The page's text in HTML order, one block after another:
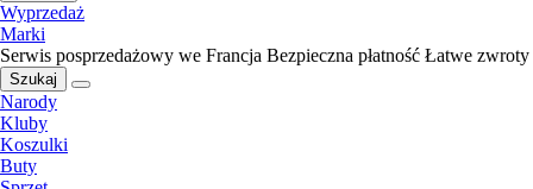
Wyprzedaż
Marki
Serwis posprzedażowy we Francja Bezpieczna płatność Łatwe zwroty
Szukaj
Narody
Kluby
Koszulki
Buty